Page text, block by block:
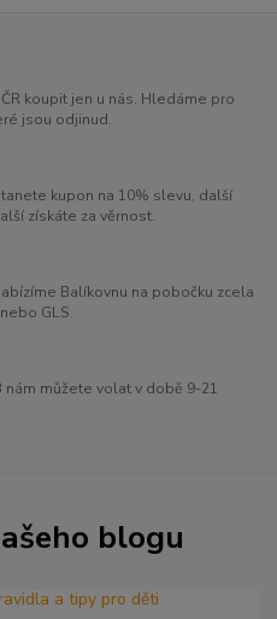
koupit jen u nás. Hledáme pro
jsou odjinud.
kupon na 10% slevu, další
získáte za věrnost.
Balíkovnu na pobočku zcela
GLS.
nám můžete volat v době 9-21
blogu